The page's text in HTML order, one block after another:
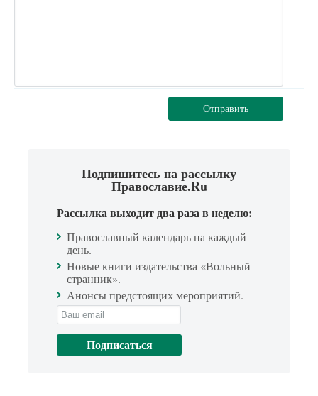
Отправить
Подпишитесь на рассылку
Православие.Ru
Рассылка выходит два раза в неделю:
Православный календарь на каждый
день.
Новые книги издательства «Вольный
странник».
Анонсы предстоящих мероприятий.